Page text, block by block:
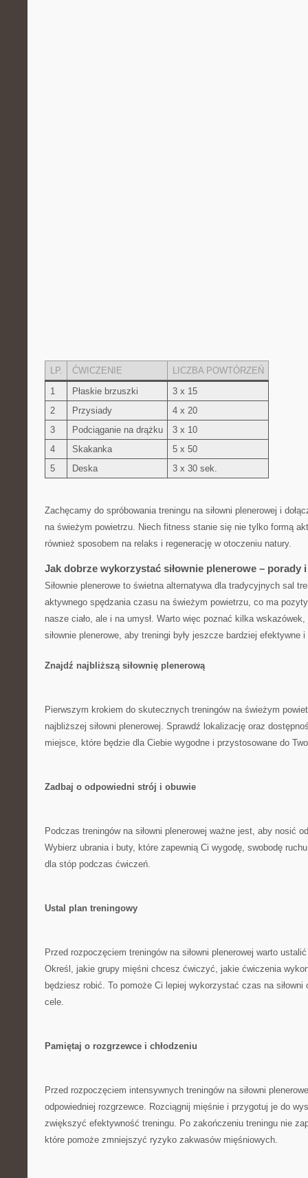
LP. ĆWICZENIE
LICZBA⁤ POWTÓRZEŃ
1
Płaskie brzuszki
3 x 15
2
Przysiady
4 x 20
3
Podciąganie na drążku
3 x ⁢10
4
Skakanka
5 x⁣ 50
5
Deska 3 ⁣x 30 sek.
Zachęcamy do ⁢spróbowania treningu na⁣ siłowni plenerowej i
na świeżym‌ powietrzu. ⁤Niech fitness⁢ stanie się nie ⁣tylko ⁣formą
również sposobem⁣ na relaks i regenerację w otoczeniu natury.
Jak dobrze wykorzystać siłownie plenerowe – porady
Siłownie plenerowe to świetna alternatywa dla tradycyjnych‌ sal
⁢aktywnego spędzania czasu na świeżym powietrzu, co ma
nasze ciało, ale i‌ na umysł. Warto więc poznać kilka
‍siłownie plenerowe, aby treningi były ‍jeszcze bardziej efektywne
Znajdź⁣ najbliższą siłownię⁤ plenerową
Pierwszym krokiem do skutecznych treningów na świeżym‍
‌najbliższej siłowni​ plenerowej. Sprawdź lokalizację oraz
miejsce, które będzie ‍dla Ciebie wygodne⁤ i przystosowane do
Zadbaj o ⁤odpowiedni strój i obuwie
Podczas treningów na siłowni plenerowej ważne jest, aby nosić⁣
Wybierz ubrania‍ i buty, ⁣które⁣ zapewnią⁢ Ci wygodę, swobodę
dla⁤ stóp podczas ćwiczeń.
Ustal plan treningowy
Przed rozpoczęciem treningów ‌na siłowni ⁢plenerowej warto⁢
Określ, jakie grupy ⁣mięśni chcesz ćwiczyć, jakie ćwiczenia
będziesz robić. To ⁤pomoże Ci lepiej wykorzystać czas na siłowni
cele.
Pamiętaj o rozgrzewce i chłodzeniu
Przed rozpoczęciem intensywnych treningów na siłowni
‍odpowiedniej rozgrzewce.⁢ Rozciągnij ⁣mięśnie i przygotuj je‌ do
zwiększyć efektywność treningu. Po ‌zakończeniu treningu nie
które pomoże⁣ zmniejszyć ryzyko zakwasów⁤ mięśniowych.